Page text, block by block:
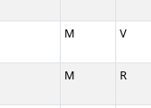
M V
M R